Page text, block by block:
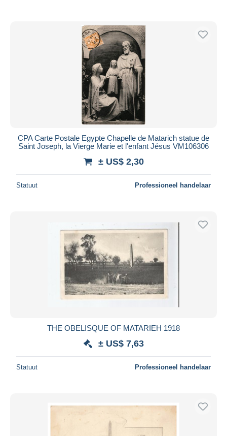
CPA Carte Postale Egypte Chapelle de Matarich statue de
Saint Joseph, la Vierge Marie et l'enfant Jésus VM106306
± US$ 2,30
Statuut Professioneel handelaar
THE OBELISQUE OF MATARIEH 1918
± US$ 7,63
Statuut Professioneel handelaar